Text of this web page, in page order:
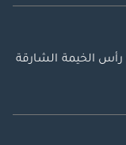
رأس الخيمة الشارقة